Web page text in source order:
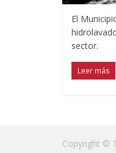
El
sector.
Leer más
Copyright ©